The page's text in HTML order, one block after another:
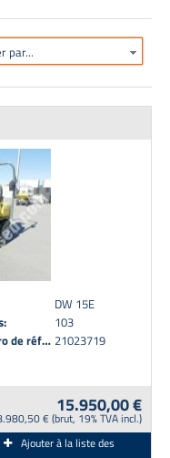
par...
DW 15E
103
Numéro de référence: 21023719
15.950,00 €
€ (brut, 19% TVA incl.)
Ajouter à la liste des